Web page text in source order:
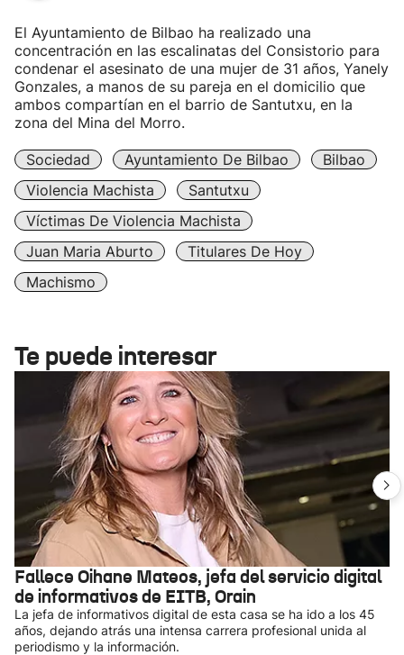
El Ayuntamiento de Bilbao ha realizado una
concentración en las escalinatas del Consistorio para
condenar el asesinato de una mujer de 31 años, Yanely
Gonzales, a manos de su pareja en el domicilio que
ambos compartían en el barrio de Santutxu, en la
zona del Mina del Morro.
Sociedad Ayuntamiento De Bilbao
Bilbao
Violencia Machista
Santutxu
Víctimas De Violencia Machista
Juan Maria Aburto
Titulares De Hoy
Machismo
Te puede interesar
Fallece Oihane Mateos, jefa del servicio digital
de informativos de EITB, Orain
La jefa de informativos digital de esta casa se ha ido a los 45
años, dejando atrás una intensa carrera profesional unida al
periodismo y la información.